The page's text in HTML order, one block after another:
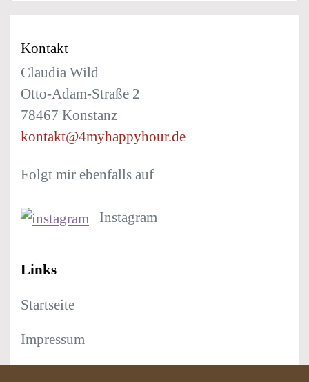
Kontakt
Claudia Wild
Otto-Adam-Straße 2
78467 Konstanz
kontakt@4myhappyhour.de
Folgt mir ebenfalls auf
Instagram
Links
Startseite
Impressum